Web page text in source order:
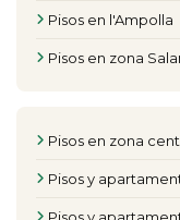
Pisos en l'Ampolla
Pisos en zona
Pisos en zona
Pisos y